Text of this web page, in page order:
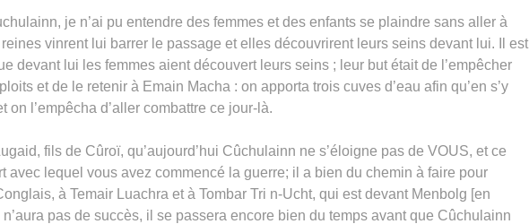
je n’ai pu entendre des femmes et des enfants se plaindre sans aller à
vinrent lui barrer le passage et elles découvrirent leurs seins devant lui. Il est
devant lui les femmes aient découvert leurs seins ; leur but était de l’empêcher
et de le retenir à Emain Macha : on apporta trois cuves d’eau afin qu’en s’y
on l’empêcha d’aller combattre ce jour-là.
fils de Cûroï, qu’aujourd’hui Cûchulainn ne s’éloigne pas de VOUS, et ce
avec lequel vous avez commencé la guerre; il a bien du chemin à faire pour
à Temair Luachra et à Tombar Tri n-Ucht, qui est devant Menbolg [en
pas de succès, il se passera encore bien du temps avant que Cûchulainn